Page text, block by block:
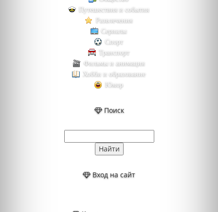
Путешествия и события
Развлечения
Сериалы
Спорт
Транспорт
Фильмы и анимация
Хобби и образование
Юмор
Поиск
Вход на сайт